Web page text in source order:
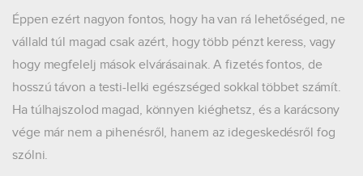
Éppen ezért nagyon fontos, hogy ha van rá lehetőséged, ne
vállald túl magad csak azért, hogy több pénzt keress, vagy
hogy megfelelj mások elvárásainak. A fizetés fontos, de
hosszú távon a testi-lelki egészséged sokkal többet számít.
Ha túlhajszolod magad, könnyen kiéghetsz, és a karácsony
vége már nem a pihenésről, hanem az idegeskedésről fog
szólni.